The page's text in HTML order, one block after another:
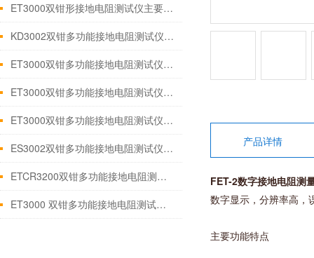
ET3000双钳形接地电阻测试仪主要特点
KD3002双钳多功能接地电阻测试仪 技术参数
ET3000双钳多功能接地电阻测试仪 面板功能简介
ET3000双钳多功能接地电阻测试仪主要特点
ET3000双钳多功能接地电阻测试仪 讲解性能
ES3002双钳多功能接地电阻测试仪适用范围技术参数
ETCR3200双钳多功能接地电阻测试仪产品简介
ET3000 双钳多功能接地电阻测试仪测量原理及使用方法
产品详情
FET-2数字接地电阻测
数字显示，分辨率高，
主要功能特点